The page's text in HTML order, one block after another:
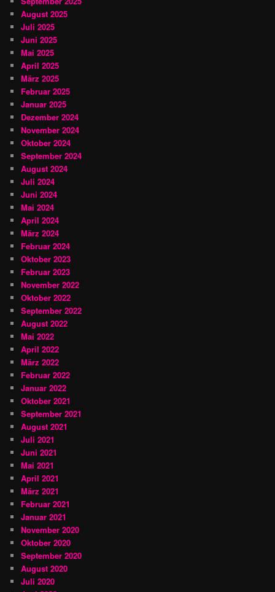
August 2025
Juli 2025
Juni 2025
Mai 2025
April 2025
März 2025
Februar 2025
Januar 2025
Dezember 2024
November 2024
Oktober 2024
September 2024
August 2024
Juli 2024
Juni 2024
Mai 2024
April 2024
März 2024
Februar 2024
Oktober 2023
Februar 2023
November 2022
Oktober 2022
September 2022
August 2022
Mai 2022
April 2022
März 2022
Februar 2022
Januar 2022
Oktober 2021
September 2021
August 2021
Juli 2021
Juni 2021
Mai 2021
April 2021
März 2021
Februar 2021
Januar 2021
November 2020
Oktober 2020
September 2020
August 2020
Juli 2020